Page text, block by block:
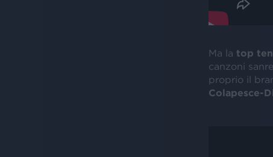
Ma la top ten
canzoni
proprio il
Colapesce-